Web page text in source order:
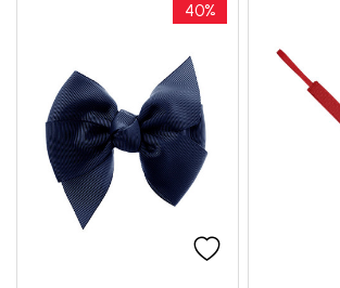
40%